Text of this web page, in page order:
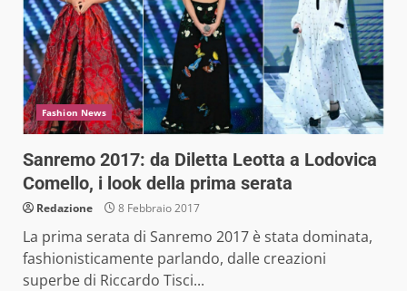
Fashion News
Sanremo 2017: da Diletta Leotta a Lodovica
Comello, i look della prima serata
Redazione 8 Febbraio 2017
La prima serata di Sanremo 2017 è stata dominata,
fashionisticamente parlando, dalle creazioni
superbe di Riccardo Tisci...